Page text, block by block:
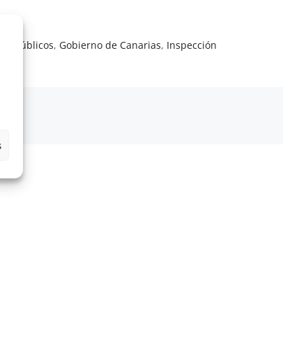
Públicos, Gobierno de Canarias, Inspección